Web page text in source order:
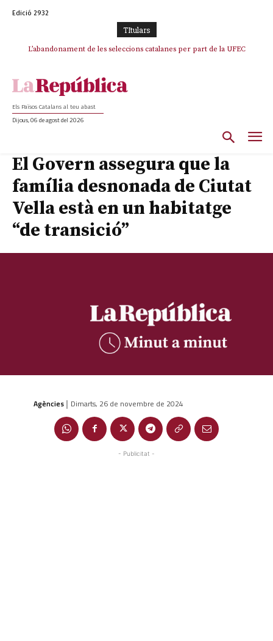
Edició 2932
TItulars
L’abandonament de les seleccions catalanes per part de la UFEC
TV3 perd el lideratge després de 23 mesos: Una deriva sense continguts i
Els Països Catalans al teu abast
Dijous, 06 de agost del 2026
El Govern assegura que la
família desnonada de Ciutat
Vella està en un habitatge
“de transició”
Agències | Dimarts, 26 de novembre de 2024
- Publicitat -